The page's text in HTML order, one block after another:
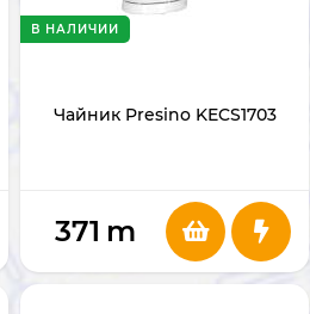
Чайник Presino KECS1703
В НАЛИЧИИ
371 m